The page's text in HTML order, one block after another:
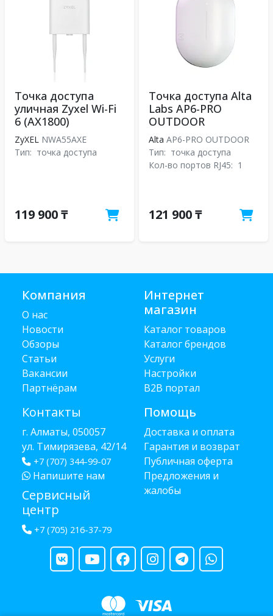
Точка доступа
уличная Zyxel Wi-Fi
6 (AX1800)
ZyXEL NWA55AXE
Тип: точка доступа
119 900 ₸
Точка доступа Alta
Labs AP6-PRO
OUTDOOR
Alta AP6-PRO OUTDOOR
Тип: точка доступа
Кол-во портов RJ45: 1
121 900 ₸
Компания
О нас
Новости
Обзоры
Статьи
Вакансии
Партнёрам
Контакты
г. Алматы, 050057
ул. Тимирязева, 42/14
+7 (707) 344-99-07
Напишите нам
Сервисный
центр
+7 (705) 216-37-79
Интернет
магазин
Каталог товаров
Каталог брендов
Услуги
Настройки
B2B портал
Помощь
Доставка и оплата
Гарантия и возврат
Публичная оферта
Предложения и
жалобы